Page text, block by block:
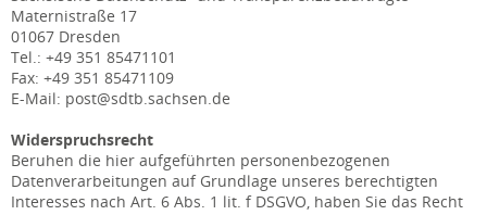
Maternistraße 17
01067 Dresden
Tel.: +49 351 85471101
Fax: +49 351 85471109
E-Mail: post@sdtb.sachsen.de
Widerspruchsrecht
Beruhen die hier aufgeführten personenbezogenen
Datenverarbeitungen auf Grundlage unseres berechtigten
Interesses nach Art. 6 Abs. 1 lit. f DSGVO, haben Sie das Recht